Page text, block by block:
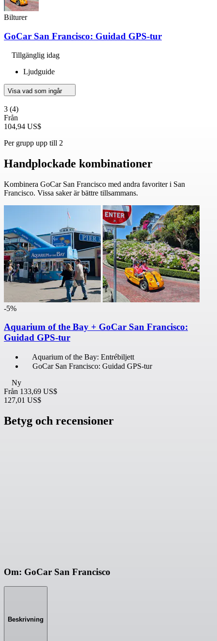
Bilturer
GoCar San Francisco: Guidad GPS-tur
Tillgänglig idag
Ljudguide
Visa vad som ingår
3 (4)
Från
104,94 US$
Per grupp upp till 2
Handplockade kombinationer
Kombinera GoCar San Francisco med andra favoriter i San
Francisco. Vissa saker är bättre tillsammans.
-5%
Aquarium of the Bay + GoCar San Francisco:
Guidad GPS-tur
Aquarium of the Bay: Entrébiljett
GoCar San Francisco: Guidad GPS-tur
Ny
Från 133,69 US$
127,01 US$
Betyg och recensioner
Om: GoCar San Francisco
Beskrivning